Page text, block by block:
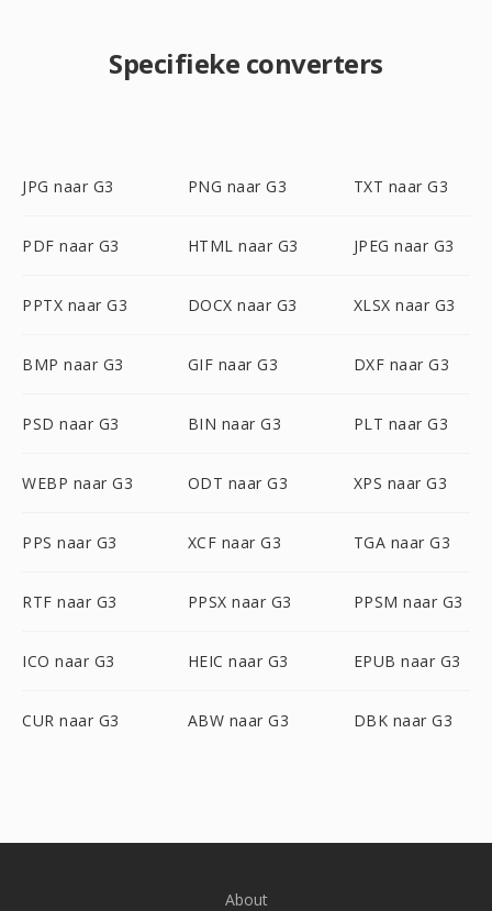
Specifieke converters
JPG naar G3 PNG naar G3 TXT naar G3
PDF naar G3 HTML naar G3 JPEG naar G3
PPTX naar G3 DOCX naar G3 XLSX naar G3
BMP naar G3 GIF naar G3 DXF naar G3
PSD naar G3 BIN naar G3 PLT naar G3
WEBP naar G3 ODT naar G3 XPS naar G3
PPS naar G3 XCF naar G3 TGA naar G3
RTF naar G3 PPSX naar G3 PPSM naar G3
ICO naar G3 HEIC naar G3 EPUB naar G3
CUR naar G3 ABW naar G3 DBK naar G3
About